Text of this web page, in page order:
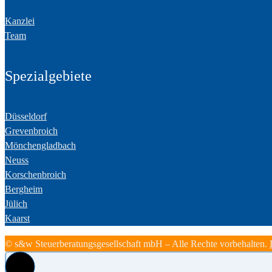
Kanzlei
Team
Spezialgebiete
Düsseldorf
Grevenbroich
Mönchengladbach
Neuss
Korschenbroich
Bergheim
Jülich
Kaarst
© s&w Steuerberatungsgesellschaft mbH – Alle Rechte vorbehalten.